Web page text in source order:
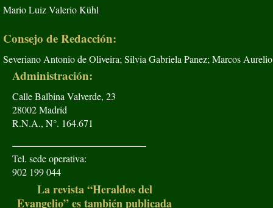
Mario Luiz Valerio Kühl
Consejo de Redacción:
Severiano Antonio de Oliveira; Silvia Gabriela Panez; Marcos
Administración:
Calle Balbina Valverde, 23
28002 Madrid
R.N.A., N°. 164.671
Tel. sede operativa:
902 199 044
La revista “Heraldos del
Evangelio” es también publicada